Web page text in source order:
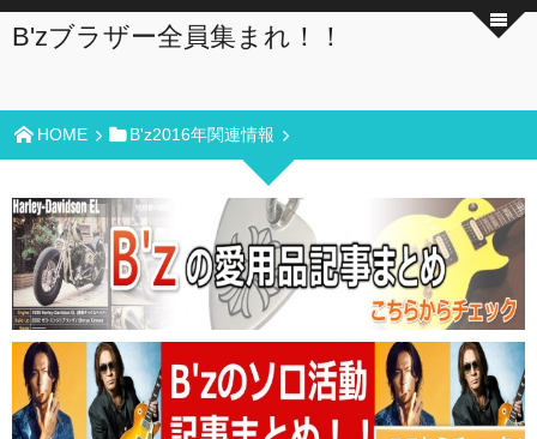
B'zブラザー全員集まれ！！
HOME B'z2016年関連情報